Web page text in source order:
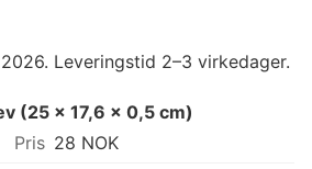
Leveringstid 2–3 virkedager.
(25 × 17,6 × 0,5 cm)
28 NOK